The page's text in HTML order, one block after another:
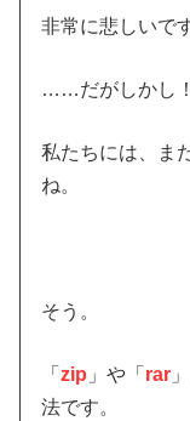
非常に悲しいで
……だがしかし
私たちには、ま
ね。
そう。
「zip 」や「 rar
法です。